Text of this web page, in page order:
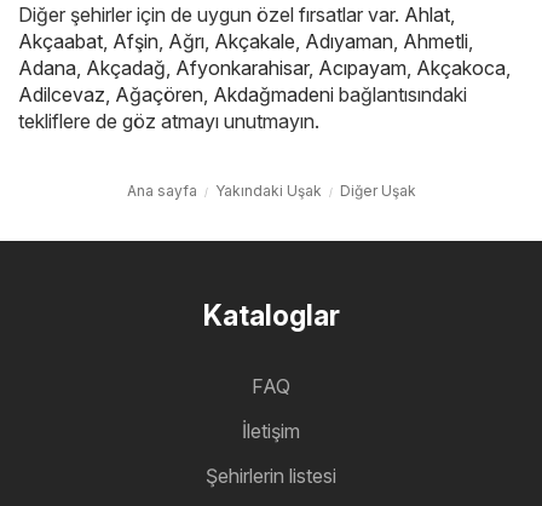
Diğer şehirler için de uygun özel fırsatlar var. Ahlat
Akçaabat Afşin Ağrı Akçakale Adıyaman Ahmetli
Adana Akçadağ Afyonkarahisar, Acıpayam Akçakoca
Adilcevaz Ağaçören Akdağmadeni bağlantısındaki
tekliflere de göz atmayı unutmayın.
Ana sayfa Yakındaki Uşak Diğer Uşak
Kataloglar
FAQ
İletişim
Şehirlerin listesi